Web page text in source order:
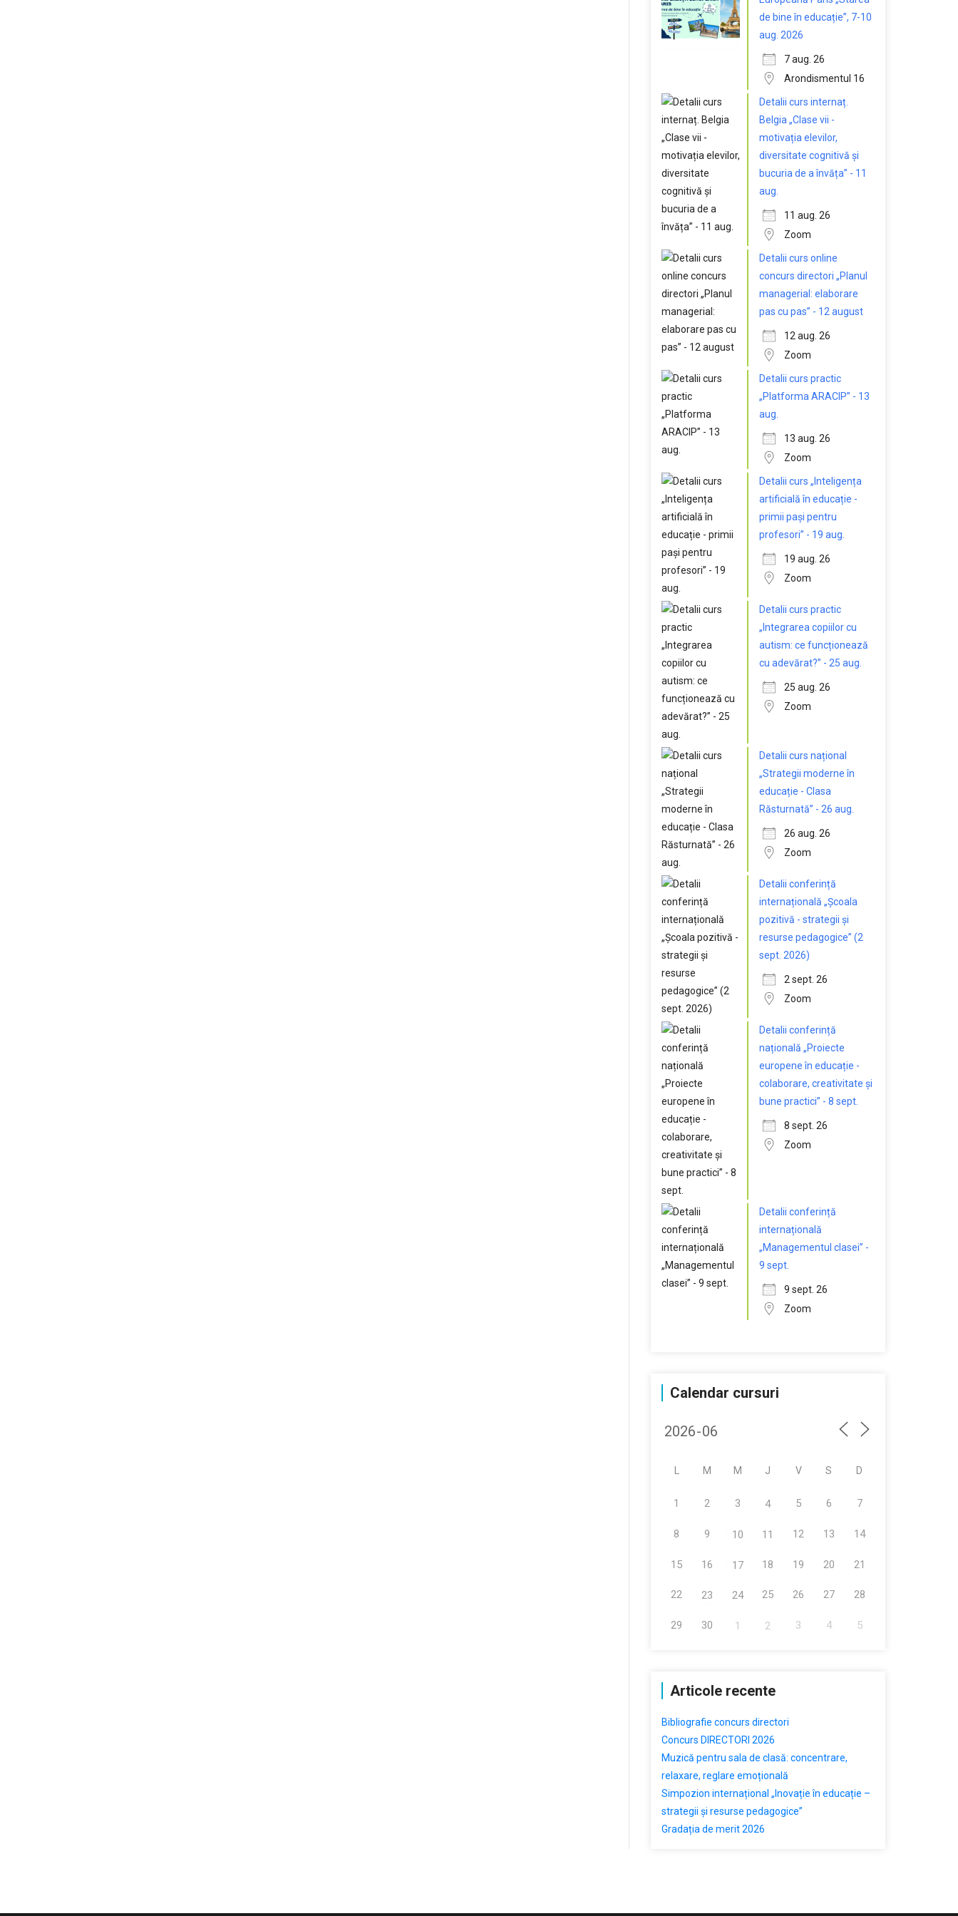
de bine în educație”, 7-10
aug. 2026
7 aug. 26
Arondismentul 16
Detalii curs internaț.
Belgia „Clase vii -
motivația elevilor,
diversitate cognitivă și
bucuria de a învăța” - 11
aug.
11 aug. 26
Zoom
Detalii curs online
concurs directori „Planul
managerial: elaborare
pas cu pas” - 12 august
12 aug. 26
Zoom
Detalii curs practic
„Platforma ARACIP” - 13
aug.
13 aug. 26
Zoom
Detalii curs „Inteligența
artificială în educație -
primii pași pentru
profesori” - 19 aug.
19 aug. 26
Zoom
Detalii curs practic
„Integrarea copiilor cu
autism: ce funcționează
cu adevărat?” - 25 aug.
25 aug. 26
Zoom
Detalii curs național
„Strategii moderne în
educație - Clasa
Răsturnată” - 26 aug.
26 aug. 26
Zoom
Detalii conferință
internațională „Școala
pozitivă - strategii și
resurse pedagogice” (2
sept. 2026)
2 sept. 26
Zoom
Detalii conferință
națională „Proiecte
europene în educație -
colaborare, creativitate și
bune practici” - 8 sept.
8 sept. 26
Zoom
Detalii conferință
internațională
„Managementul clasei” -
9 sept.
9 sept. 26
Zoom
Calendar cursuri
M M J V S D
1 2 3 4 5 6 7
8 9 10 11 12 13 14
15 16 17 18 19 20 21
22 23 24 25 26 27 28
29 30 1 2 3 4 5
Articole recente
Bibliografie concurs directori
Concurs DIRECTORI 2026
Muzică pentru sala de clasă: concentrare,
relaxare, reglare emoțională
Simpozion internațional „Inovație în educație –
strategii și resurse pedagogice”
Gradația de merit 2026